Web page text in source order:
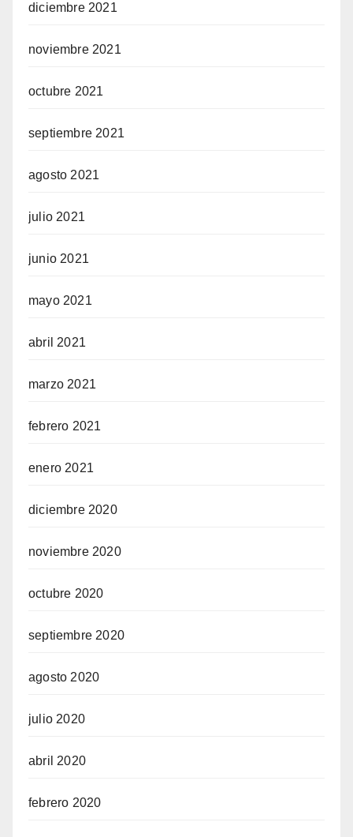
diciembre 2021
noviembre 2021
octubre 2021
septiembre 2021
agosto 2021
julio 2021
junio 2021
mayo 2021
abril 2021
marzo 2021
febrero 2021
enero 2021
diciembre 2020
noviembre 2020
octubre 2020
septiembre 2020
agosto 2020
julio 2020
abril 2020
febrero 2020